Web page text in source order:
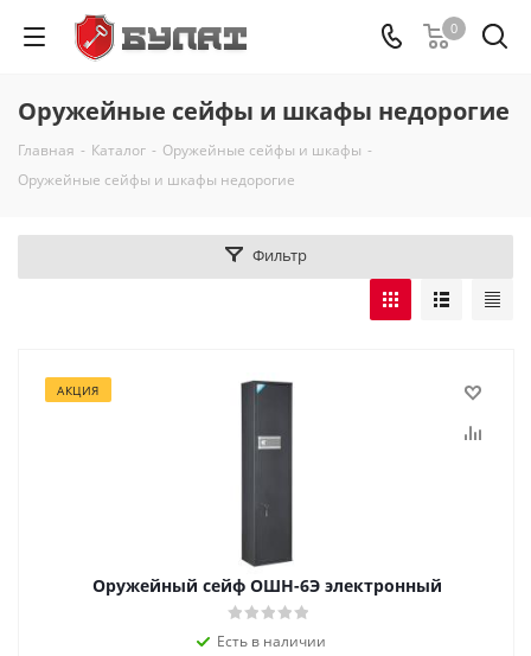
0
Оружейные сейфы и шкафы недорогие
Главная - Каталог - Оружейные сейфы и шкафы -
Оружейные сейфы и шкафы недорогие
Фильтр
АКЦИЯ
Оружейный сейф ОШН-6Э электронный
Есть в наличии